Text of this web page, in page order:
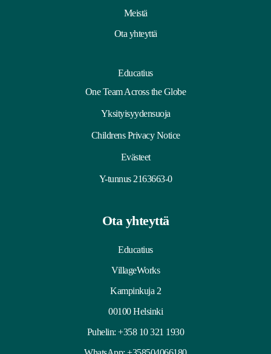
Meistä
Ota yhteyttä
Educatius
One Team Across the Globe
Yksityisyydensuoja
Childrens Privacy Notice
Evästeet
Y-tunnus 2163663-0
Ota yhteyttä
Educatius
VillageWorks
Kampinkuja 2
00100 Helsinki
Puhelin:+358 10 321 1930